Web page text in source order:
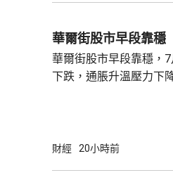
華爾街股市早段靠
華爾街股市早段靠穩，
下跌，通脹升溫壓力下
53965點，升80點； 標準普爾500指數報7737
財經 20小時前